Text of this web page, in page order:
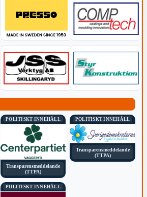
POLITISKT INNEHÅLL
Transparensmeddelande
(TTPA)
POLITISKT INNEHÅLL
Transparensmeddelande
(TTPA)
POLITISKT INNEHÅLL